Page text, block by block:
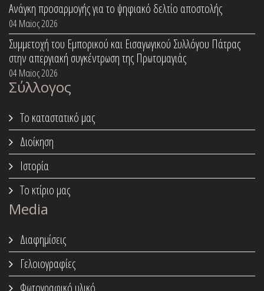
Ανάγκη προσαρμογής για το ψηφιακό δελτίο αποστολής
04 Μαϊος 2026
Συμμετοχή του Εμπορικού και Εισαγωγικού Συλλόγου Πάτρας
στην απεργιακή συγκέντρωση της Πρωτομαγιάς
04 Μαϊος 2026
Σύλλογος
Το καταστατικό μας
Διοίκηση
Ιστορία
Το κτίριο μας
Media
Διαφημίσεις
Γελοιογραφίες
Φωτογραφικό υλικό